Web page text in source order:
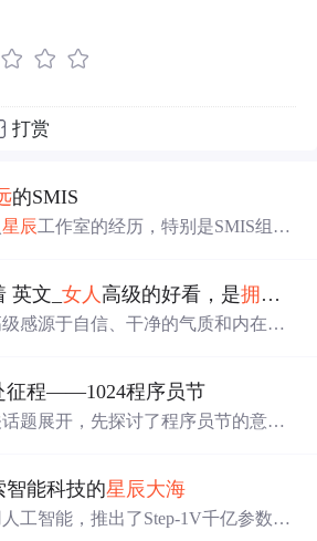
打赏
的SMIS
星辰工作室的经历，特别是SMIS组的
英文_女人 高级的好看，是拥有
感源于自信、干净的气质和内在修
现一个人的修养和魅力。通过例子
我，实现由内而外的美好。
征程——1024程序员节
题展开，先探讨了程序员节的意
，还给出自动优化方案项目实例及
智能科技的星辰大海
工智能，推出了Step-1V千亿参数多